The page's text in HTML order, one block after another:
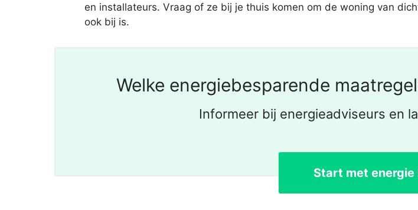
en installateurs. Vraag of ze bij je thuis komen om de woning van
ook bij is.
Welke energiebesparende
Informeer bij energieadviseurs en
Start met energie